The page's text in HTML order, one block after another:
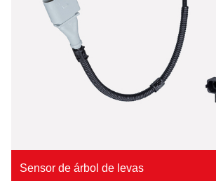
Sensor de árbol de levas